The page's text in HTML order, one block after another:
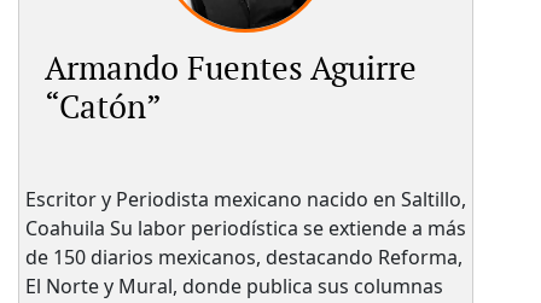
Armando Fuentes Aguirre
“Catón”
Escritor y Periodista mexicano nacido en Saltillo,
Coahuila Su labor periodística se extiende a más
de 150 diarios mexicanos, destacando Reforma,
El Norte y Mural, donde publica sus columnas